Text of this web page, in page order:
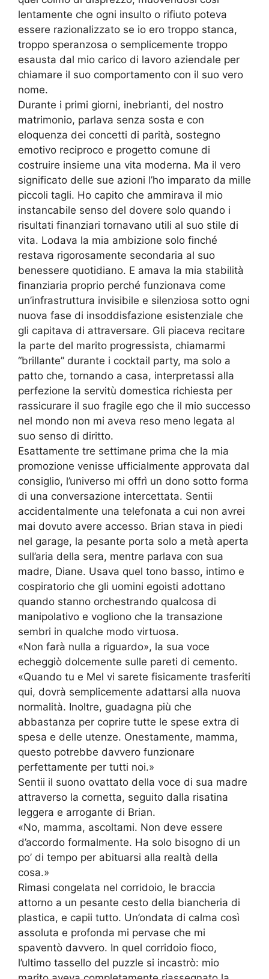
lentamente che ogni insulto o rifiuto poteva
essere razionalizzato se io ero troppo stanca,
troppo speranzosa o semplicemente troppo
esausta dal mio carico di lavoro aziendale per
chiamare il suo comportamento con il suo vero
nome.
Durante i primi giorni, inebrianti, del nostro
matrimonio, parlava senza sosta e con
eloquenza dei concetti di parità, sostegno
emotivo reciproco e progetto comune di
costruire insieme una vita moderna. Ma il vero
significato delle sue azioni l’ho imparato da mille
piccoli tagli. Ho capito che ammirava il mio
instancabile senso del dovere solo quando i
risultati finanziari tornavano utili al suo stile di
vita. Lodava la mia ambizione solo finché
restava rigorosamente secondaria al suo
benessere quotidiano. E amava la mia stabilità
finanziaria proprio perché funzionava come
un’infrastruttura invisibile e silenziosa sotto ogni
nuova fase di insoddisfazione esistenziale che
gli capitava di attraversare. Gli piaceva recitare
la parte del marito progressista, chiamarmi
“brillante” durante i cocktail party, ma solo a
patto che, tornando a casa, interpretassi alla
perfezione la servitù domestica richiesta per
rassicurare il suo fragile ego che il mio successo
nel mondo non mi aveva reso meno legata al
suo senso di diritto.
Esattamente tre settimane prima che la mia
promozione venisse ufficialmente approvata dal
consiglio, l’universo mi offrì un dono sotto forma
di una conversazione intercettata. Sentii
accidentalmente una telefonata a cui non avrei
mai dovuto avere accesso. Brian stava in piedi
nel garage, la pesante porta solo a metà aperta
sull’aria della sera, mentre parlava con sua
madre, Diane. Usava quel tono basso, intimo e
cospiratorio che gli uomini egoisti adottano
quando stanno orchestrando qualcosa di
manipolativo e vogliono che la transazione
sembri in qualche modo virtuosa.
«Non farà nulla a riguardo», la sua voce
echeggiò dolcemente sulle pareti di cemento.
«Quando tu e Mel vi sarete fisicamente trasferiti
qui, dovrà semplicemente adattarsi alla nuova
normalità. Inoltre, guadagna più che
abbastanza per coprire tutte le spese extra di
spesa e delle utenze. Onestamente, mamma,
questo potrebbe davvero funzionare
perfettamente per tutti noi.»
Sentii il suono ovattato della voce di sua madre
attraverso la cornetta, seguito dalla risatina
leggera e arrogante di Brian.
«No, mamma, ascoltami. Non deve essere
d’accordo formalmente. Ha solo bisogno di un
po’ di tempo per abituarsi alla realtà della
cosa.»
Rimasi congelata nel corridoio, le braccia
attorno a un pesante cesto della biancheria di
plastica, e capii tutto. Un’ondata di calma così
assoluta e profonda mi pervase che mi
spaventò davvero. In quel corridoio fioco,
l’ultimo tassello del puzzle si incastrò: mio